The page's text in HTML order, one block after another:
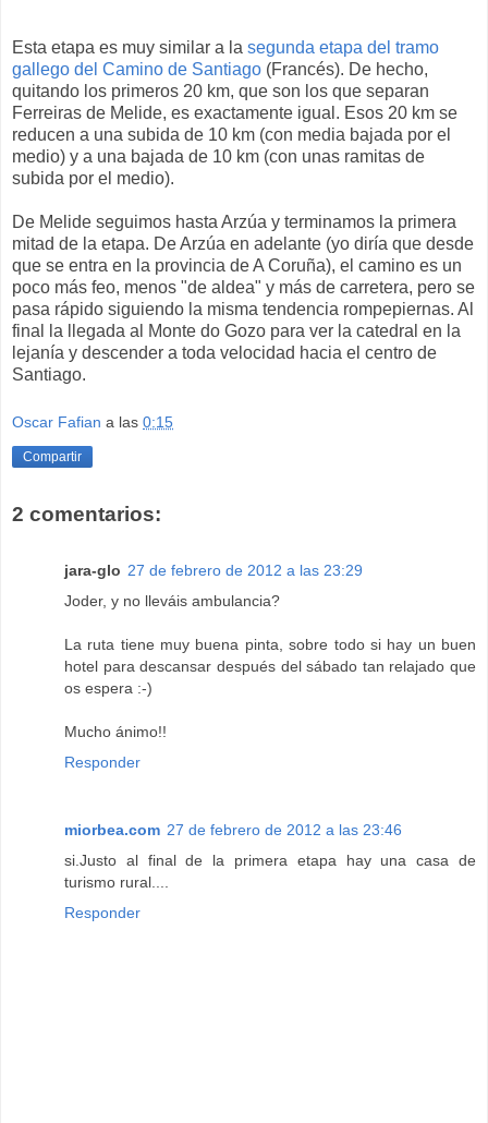
Esta etapa es muy similar a la segunda etapa del tramo
gallego del Camino de Santiago (Francés). De hecho,
quitando los primeros 20 km, que son los que separan
Ferreiras de Melide, es exactamente igual. Esos 20 km se
reducen a una subida de 10 km (con media bajada por el
medio) y a una bajada de 10 km (con unas ramitas de
subida por el medio).
De Melide seguimos hasta Arzúa y terminamos la primera
mitad de la etapa. De Arzúa en adelante (yo diría que desde
que se entra en la provincia de A Coruña), el camino es un
poco más feo, menos "de aldea" y más de carretera, pero se
pasa rápido siguiendo la misma tendencia rompepiernas. Al
final la llegada al Monte do Gozo para ver la catedral en la
lejanía y descender a toda velocidad hacia el centro de
Santiago.
Oscar Fafian a las 0:15
Compartir
2 comentarios:
jara-glo 27 de febrero de 2012 a las 23:29
Joder, y no lleváis ambulancia?
La ruta tiene muy buena pinta, sobre todo si hay un buen
hotel para descansar después del sábado tan relajado que
os espera :-)
Mucho ánimo!!
Responder
miorbea.com 27 de febrero de 2012 a las 23:46
si.Justo al final de la primera etapa hay una casa de
turismo rural....
Responder